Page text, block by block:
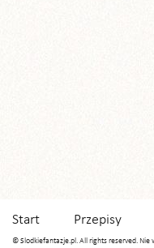
Start Przepisy
© Slodkiefantazje.pl. All rights reserved. Nie